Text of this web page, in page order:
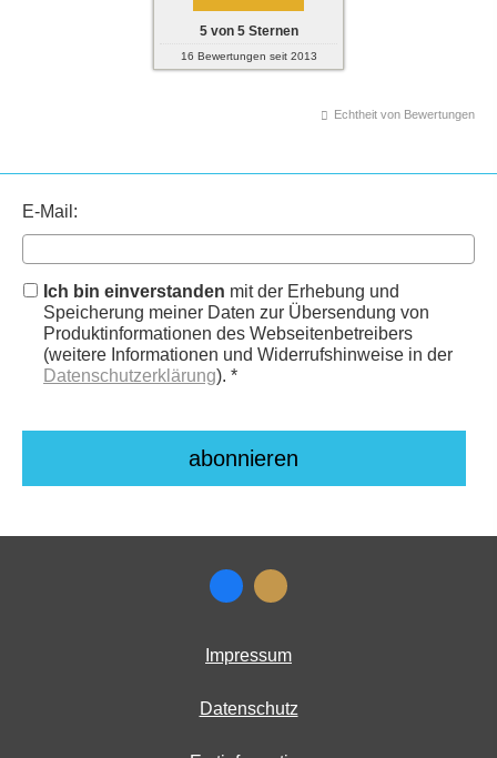
5von 5Sternen
16 Bewertungen seit 2013
Echtheit von Bewertungen
E-Mail:
Ich bin einverstanden mit der Erhebung und
Speicherung meiner Daten zur Übersendung von
Produktinformationen des Webseitenbetreibers
(weitere Informationen und Widerrufshinweise in der
Datenschutzerklärung). *
Impressum
Datenschutz